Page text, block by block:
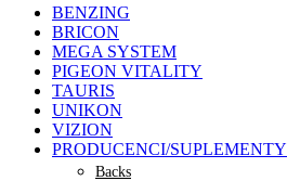
BENZING
BRICON
MEGA SYSTEM
PIGEON VITALITY
TAURIS
UNIKON
VIZION
PRODUCENCI/SUPLEMENTY
Backs